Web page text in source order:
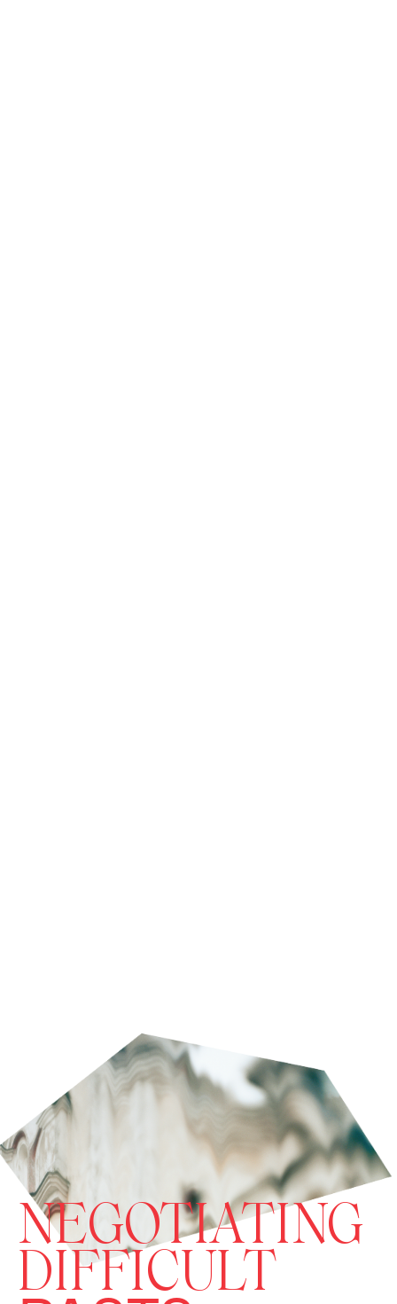
NEGOTIATING
DIFFICULT